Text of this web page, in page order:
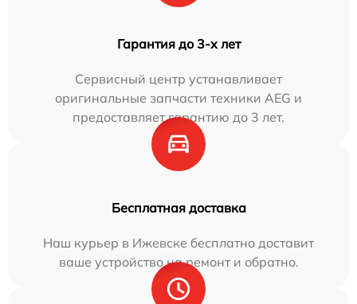
Гарантия до 3-х лет
Сервисный центр устанавливает
оригинальные запчасти техники AEG и
предоставляет гарантию до 3 лет.
Бесплатная доставка
Наш курьер в Ижевске бесплатно доставит
ваше устройство на ремонт и обратно.